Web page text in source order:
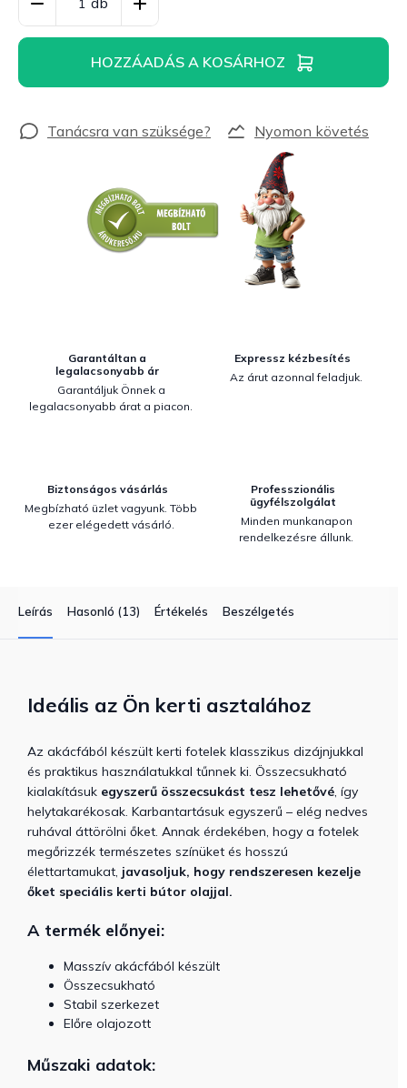
HOZZÁADÁS A KOSÁRHOZ
Nyomon követés
Garantáltan a
legalacsonyabb ár
Garantáljuk Önnek a
legalacsonyabb árat a piacon.
Expressz kézbesítés
Az árut azonnal feladjuk.
Biztonságos vásárlás
Megbízható üzlet vagyunk. Több
ezer elégedett vásárló.
Professzionális
ügyfélszolgálat
Minden munkanapon
rendelkezésre állunk.
Leírás Hasonló (13) Értékelés Beszélgetés
Ideális az Ön kerti asztalához
Az akácfából készült kerti fotelek klasszikus dizájnjukkal
és praktikus használatukkal tűnnek ki. Összecsukható
kialakításuk egyszerű összecsukást tesz lehetővé, így
helytakarékosak. Karbantartásuk egyszerű – elég nedves
ruhával áttörölni őket. Annak érdekében, hogy a fotelek
megőrizzék természetes színüket és hosszú
élettartamukat, javasoljuk, hogy rendszeresen kezelje
őket speciális kerti bútor olajjal.
A termék előnyei:
Masszív akácfából készült
Összecsukható
Stabil szerkezet
Előre olajozott
Műszaki adatok: